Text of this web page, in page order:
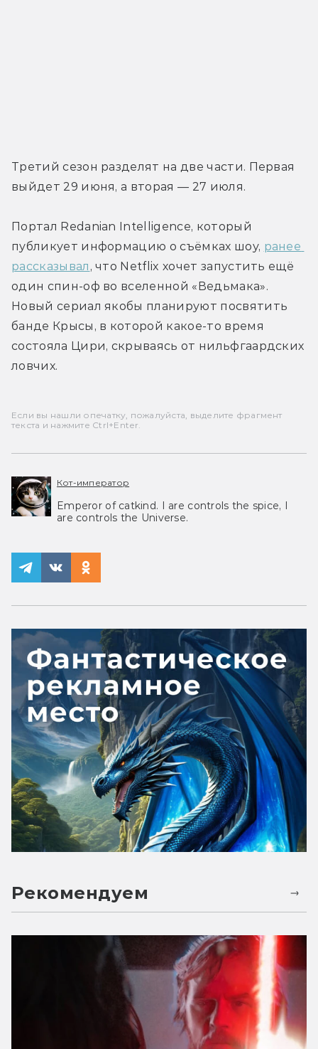
Третий сезон разделят на две части. Первая
выйдет 29 июня, а вторая — 27 июля.
Портал Redanian Intelligence, который
публикует информацию о съёмках шоу, ранее
рассказывал , что Netflix хочет запустить ещё
один спин-оф во вселенной «Ведьмака».
Новый сериал якобы планируют посвятить
банде Крысы, в которой какое-то время
состояла Цири, скрываясь от нильфгаардских
ловчих.
Если вы нашли опечатку, пожалуйста, выделите фрагмент
текста и нажмите Ctrl+Enter.
Кот-император
Emperor of catkind. I are controls the spice, I
are controls the Universe.
Рекомендуем